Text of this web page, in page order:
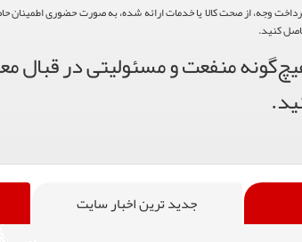
وجه، از صحت کالا یا خدمات ارائه شده، به صورت حضوری اطمینان
کنید.
منفعت و مسئولیتی در قبال
جدید ترین اخبار سایت